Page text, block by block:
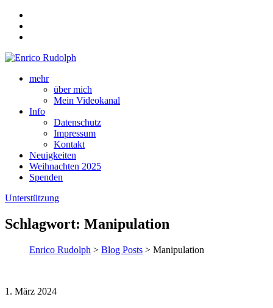
mehr
über mich
Mein Videokanal
Info
Datenschutz
Impressum
Kontakt
Neuigkeiten
Weihnachten 2025
Spenden
Unterstützung
Schlagwort: Manipulation
Enrico Rudolph > Blog Posts > Manipulation
1. März 2024